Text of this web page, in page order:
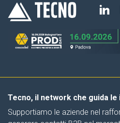
Tecno, il network che guida le
Supportiamo le aziende nel